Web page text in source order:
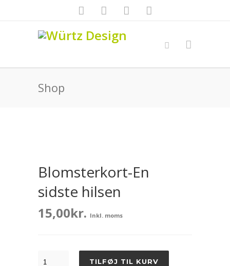
Shop
Blomsterkort-En
sidste hilsen
15,00kr. Inkl. moms
TILFØJ TIL KURV